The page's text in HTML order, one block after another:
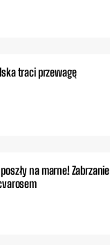
traci przewagę
na marne! Zabrzanie